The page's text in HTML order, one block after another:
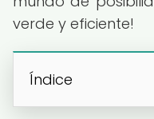
verde y eficiente!
Índice